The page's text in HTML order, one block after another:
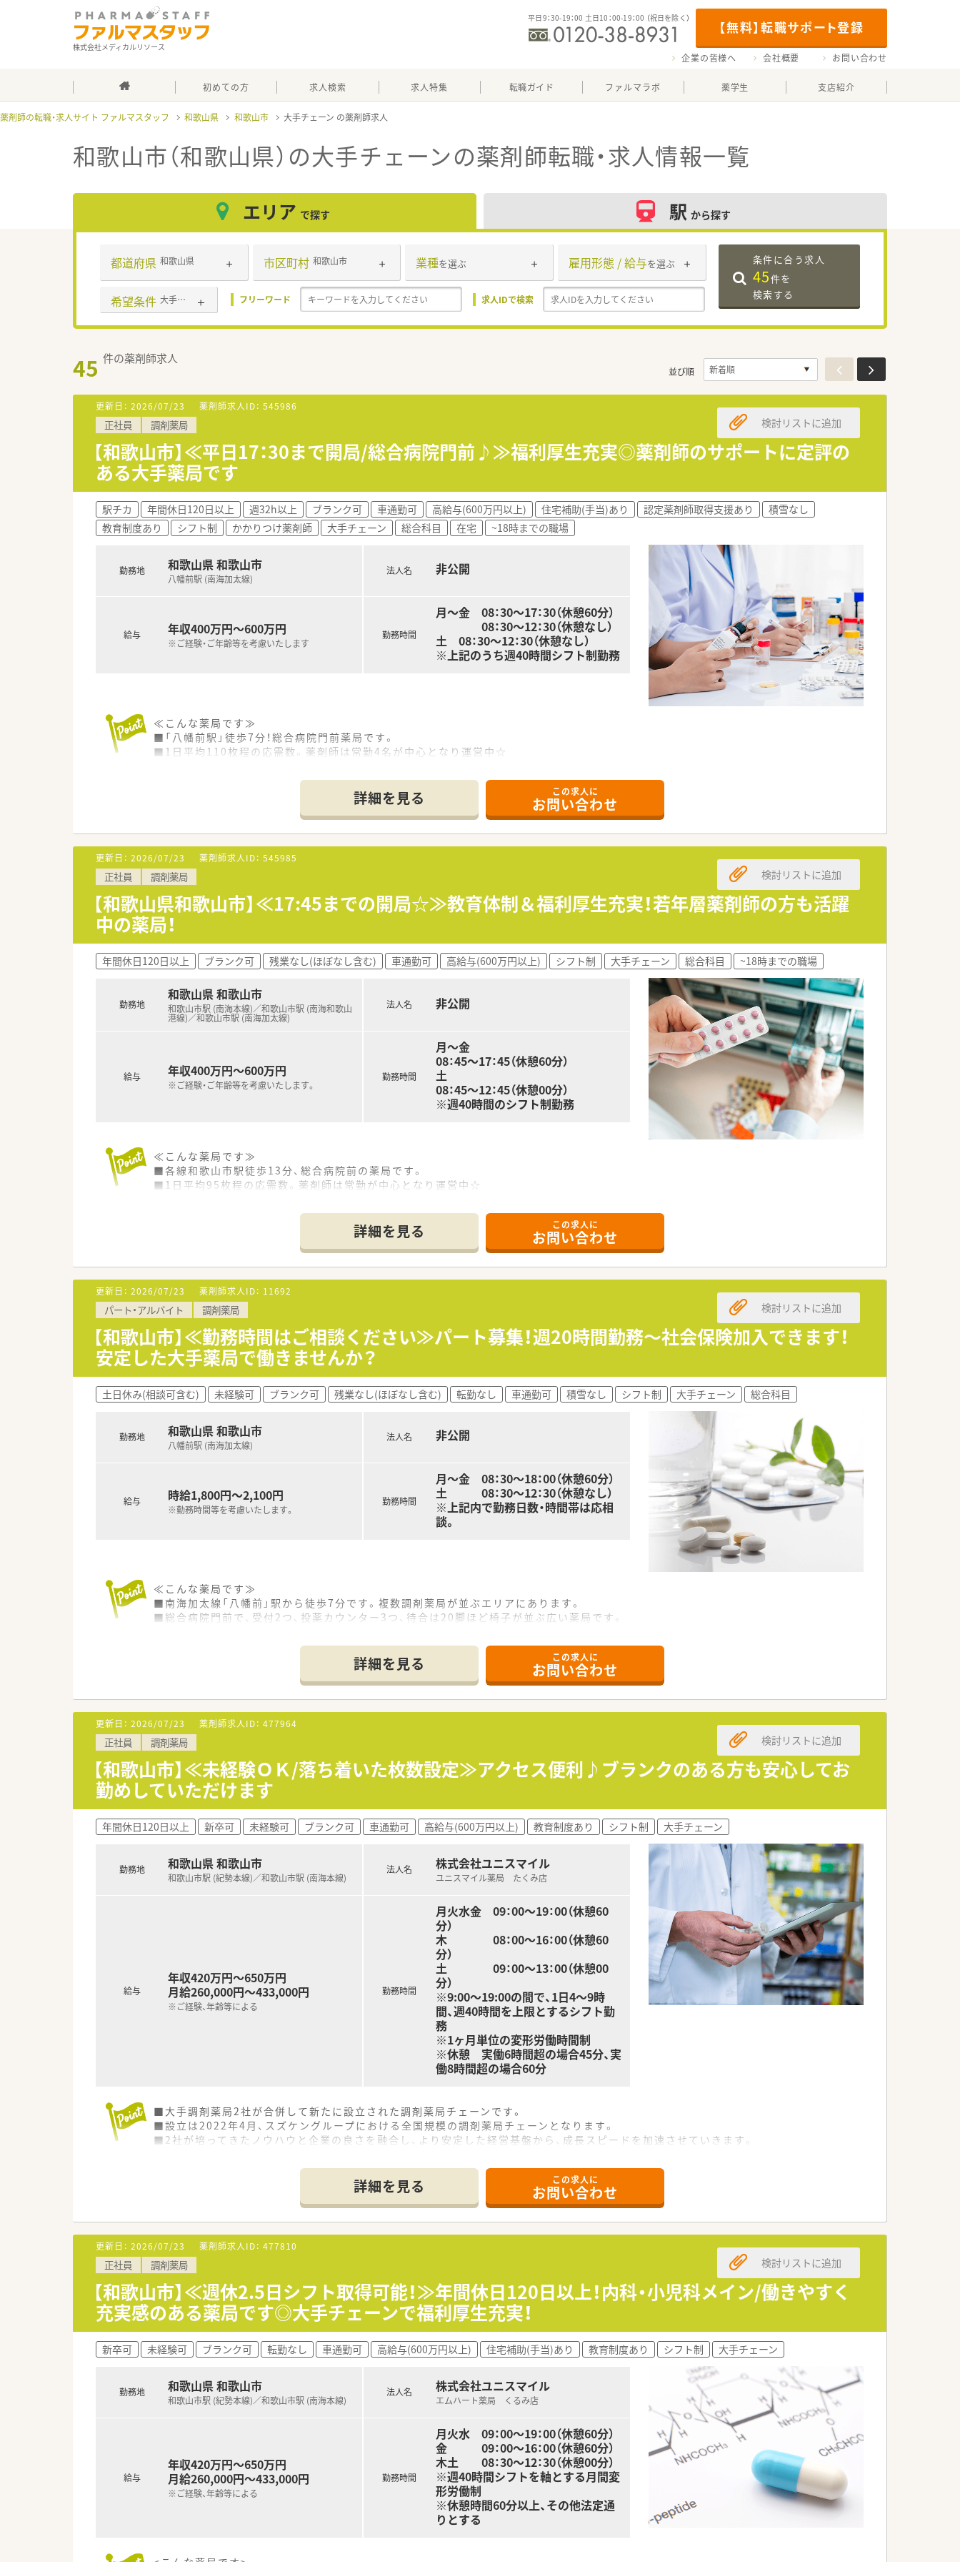
株式会社メディカルリソース
【無料】転職サポート登録
平日9：30-19：00 土日10：00-19：00 （祝日を除く）
企業の皆様へ 会社概要 お問い合わせ
初めての方 求人検索 求人特集 転職ガイド ファルマラボ 薬学生 支店紹介
薬剤師の転職・求人サイト ファルマスタッフ 和歌山県 和歌山市 大手チェーン
和歌山市（和歌山県）の大手チェーンの薬剤師転職・求人情報一覧
エリア で探す 駅 から探す
都道府県 和歌山県 市区町村 和歌山市 業種を選ぶ 雇用形態 / 給与を選ぶ
希望条件 大手チェーン フリーワード 求人IDで検索
条件に合う求人
45件を
検索する
45 件の薬剤師求人
並び順
更新日： 2026/07/23 薬剤師求人ID： 545986
正社員 調剤薬局
【和歌山市】≪平日17：30まで開局/総合病院門前♪≫福利厚生充実◎薬剤師のサポートに定評の
ある大手薬局です
検討リストに追加
駅チカ 年間休日120日以上 週32h以上 ブランク可 車通勤可 高給与(600万円以上) 住宅補助(手当)あり 認定薬剤師取得支援あり
積雪なし
教育制度あり
シフト制 かかりつけ薬剤師 大手チェーン 総合科目 在宅 ~18時までの職場
勤務地 和歌山県 和歌山市
八幡前駅 (南海加太線)
給与 年収400万円～600万円
※ご経験・ご年齢等を考慮いたします
法人名 非公開
勤務時間
月～金 08：30～17：30（休憩60分）
08：30～12：30（休憩なし）
土 08：30～12：30（休憩なし）
※上記のうち週40時間シフト制勤務
≪こんな薬局です≫
■「八幡前駅」徒歩7分！総合病院門前薬局です。
■1日平均110枚程の応需数。薬剤師は常勤4名が中心となり運営中☆
■平日は17時30分までの薬局です！
■配属先につきましては面接にて適性を含め最終決定いたします。
当店舗以外での配属となる場合もございます。
≪こんな方にオススメです≫
■調剤薬局の変化に対応し続ける薬局でともに成長をつづけたい方！
■専門・認定薬剤師取得を活かしたい方！
■18時までの正社員をご希望の方！
≪企業の特徴≫
■大学病院や総合病院の門前薬局を中心に、全都道府県に約700店舗を展開しています。
創業以来一貫して真の医薬分業を企業理念として掲げ、医薬分業の先駆けとして展開しているような企業です！
■患者様に選ばれる薬局を目指すべく、先進性を持って以下2つの機能を主に発揮しています。
◎専門医療機関連携
◎地域連携
入退院時の医療機関等との情報連携や、在宅医療等に地域の薬局と連携しながら一元的･継続的に対応できる
⇒新人同士ペアになって服薬指導のロールプレイをしたり、実際に注射薬等の器具に触れることで、実践的なスキルや知識を身につけま
す。
■オーベン・ネーベン制
⇒新人（ネーベン）に指導役の先輩（オーベン）がマンツーマンで1年間指導する制度。
■15ステップアップ研修
⇒薬学知識や店舗管理知識を5年間で段階的に学んでいくe-Learning研修。
疾患や薬剤の基礎知識、主要医薬品300品目マスターから始まり、在宅医療やOTC、管理者としての知識まで、幅広いカリキュラムを継続
■業務効率化の為、自社開発をした全店舗共通の調剤システムを導入しています。
最新の情報や現場で働く薬剤師の声をもとに随時更新しています！
■調剤機器に関しましても、応需している処方箋の傾向に合わせて薬局ごとに必要な調剤機器の積極的な導入をおこなっています。
■監査システムやコンプライアンス研修など、働く従業員の方たちが安心して業務できるようなサポートが整っています。
詳細を見る この求人に
お問い合わせ
更新日： 2026/07/23 薬剤師求人ID： 545985
正社員 調剤薬局
【和歌山県和歌山市】≪17:45までの開局☆≫教育体制＆福利厚生充実！若年層薬剤師の方も活躍
中の薬局！
検討リストに追加
年間休日120日以上 ブランク可 残業なし(ほぼなし含む) 車通勤可 高給与(600万円以上) シフト制 大手チェーン 総合科目 ~18時までの職場
勤務地
和歌山県 和歌山市
和歌山市駅 (南海本線)／和歌山市駅 (南海和歌山
港線)／和歌山市駅 (南海加太線)
給与 年収400万円～600万円
※ご経験・ご年齢等を考慮いたします。
法人名 非公開
勤務時間
月～金
08：45～17：45（休憩60分）
土
08：45～12：45（休憩00分）
※週40時間のシフト制勤務
≪こんな薬局です≫
■各線和歌山市駅徒歩13分、総合病院前の薬局です。
■1日平均95枚程の応需数。薬剤師は常勤が中心となり運営中☆
■平日は17:45までの薬局です！
■調剤薬局の変化に対応し続ける薬局でともに成長をつづけたい方！
■専門・認定薬剤師取得を活かしたい方！
■18時までの正社員をご希望の方！
≪企業の特徴≫
■大学病院や総合病院の門前薬局を中心に、全都道府県に約700店舗を展開しています。
創業以来一貫して真の医薬分業を企業理念として掲げ、医薬分業の先駆けとして展開しているような企業です！
■患者様に選ばれる薬局を目指すべく、先進性を持って以下2つの機能を主に発揮しています。
◎専門医療機関連携
がん等の専門的な薬学管理に関係機関と連携して対応できる
◎地域連携
入退院時の医療機関等との情報連携や、在宅医療等に地域の薬局と連携しながら一元的･継続的に対応できる
≪研修体制が非常に整っています！≫
⇒新人同士ペアになって服薬指導のロールプレイをしたり、実際に注射薬等の器具に触れることで、実践的なスキルや知識を身につけま
■オーベン・ネーベン制
⇒新人（ネーベン）に指導役の先輩（オーベン）がマンツーマンで1年間指導する制度。
配属店舗内の、なるべく年齢の近い先輩が指導役につきます。
疾患や薬剤の基礎知識、主要医薬品300品目マスターから始まり、在宅医療やOTC、管理者としての知識まで、幅広いカリキュラムを継続
的に学んでいきます。
最新の情報や現場で働く薬剤師の声をもとに随時更新しています！
■調剤機器に関しましても、応需している処方箋の傾向に合わせて薬局ごとに必要な調剤機器の積極的な導入をおこなっています。
■監査システムやコンプライアンス研修など、働く従業員の方たちが安心して業務できるようなサポートが整っています。
詳細を見る この求人に
お問い合わせ
更新日： 2026/07/23 薬剤師求人ID： 11692
パート・アルバイト 調剤薬局
【和歌山市】≪勤務時間はご相談ください≫パート募集！週20時間勤務～社会保険加入できます！
安定した大手薬局で働きませんか？
検討リストに追加
土日休み(相談可含む) 未経験可 ブランク可 残業なし(ほぼなし含む) 転勤なし 車通勤可 積雪なし シフト制 大手チェーン 総合科目
勤務地 和歌山県 和歌山市
八幡前駅 (南海加太線)
給与 時給1,800円～2,100円
※勤務時間等を考慮いたします。
法人名 非公開
勤務時間
月～金 08：30～18：00（休憩60分）
土 08：30～12：30（休憩なし）
※上記内で勤務日数・時間帯は応相
談。
≪こんな薬局です≫
■南海加太線「八幡前」駅から徒歩7分です。複数調剤薬局が並ぶエリアにあります。
■総合病院門前で、受付2つ、投薬カウンター3つ、待合は20脚ほど椅子が並ぶ広い薬局です。
福岡県本社で全国に732店舗展開しています。医療機関へのリース業から始まり、医療コンサルティングや医療機関の建て替えサポー
トなども手掛ける企業です。
「質の高い医療」を提供したいという想いから、患者様の情報を10年以上前からDr.にフィードバックする文化が根付いております。
■多彩なキャリアパス
公的機関の認定制度とは別に、社内の認定制度を設けており、「がん」「腎臓」「小児」などの6つの分野へのスペシャリストを育成して
おります。
薬剤師としての専門性を高める以外にも、薬局運営や薬局経営、また人事、教育、経営コンサルなどご自身の志向に合わせたキャリア
が描けます。
■研修制度充実
企業独自の「GOES」という社内等級制度を設けており、各試験をクリアすることで昇給昇格する制度を導入しております。
またカフェテリア研修を設けており、「与えられる研修」ではなく、「自らが学びたい」と手を挙げて、研修を受けることができます。
調剤業務の基礎的な研修から、接遇やクリエイティブな研修も多数ご用意しております。
高い水準で子育てサポートに取り組んでいる企業として「プラチナくるみん」を認定を取得しています。
妊婦通院休暇：ご懐妊が確認されたときから定期検査に必要とされる通院のために取得できます。
妊婦短時間勤務：ご懐妊が確認されたときから出産日まで取得できる制度です。
育児休業：ライフスタイルに合わせ、子が３歳になるまでの間で育児休業期間を検討できます。
育児休業特別有給休暇：育児休業開始後5日間を特別有給休暇として給与が支給されます。
看護休暇：小学校就学前の子を養育する方は、負傷・病気になった子の看護のために取得できます。
育児時間：生後満1歳に達しない新生児を育てる場合、1日2回、1回30分の育児時間を取得できます。
短時間勤務／小学校1年を終了する年の3月31日まで利用可能です。
※勤務実績が10年超えている社員は、 子が小学校３年終了する年の3月31日まで利用可能です。
その他、連続休暇制度、メモリアル休暇、サポート休暇、ボランティア休暇など
連続休暇制度：1年度に最低1回、連続5日間年次有給休暇を取得する事が可能です。
確定拠出年金：退職金制度として導入しており、老後の生活に役立てるための年金制度があります。
長期所得保障保険制度：病気やケガで長期にわたって働けなくなった場合に保険金が支給されます。
■全店でピッキングサポートシステムを標準導入
医療事務・登録販売者の在籍している店舗も多数あり、ピッキング業務はほとんどを非薬剤師が行います。
服薬指導や患者様の会話に集中できる環境が魅力です。
詳細を見る この求人に
お問い合わせ
更新日： 2026/07/23 薬剤師求人ID： 477964
正社員 調剤薬局
【和歌山市】≪未経験ＯＫ/落ち着いた枚数設定≫アクセス便利♪ブランクのある方も安心してお
勤めしていただけます
検討リストに追加
年間休日120日以上 新卒可 未経験可 ブランク可 車通勤可 高給与(600万円以上) 教育制度あり シフト制 大手チェーン
勤務地 和歌山県 和歌山市
和歌山市駅 (紀勢本線)／和歌山市駅 (南海本線)
給与
年収420万円～650万円
月給260,000円～433,000円
※ご経験、年齢等による
法人名 株式会社ユニスマイル
ユニスマイル薬局 たくみ店
勤務時間
月火水金 09：00～19：00（休憩60
分）
木 08：00～16：00（休憩60
分）
土 09：00～13：00（休憩00
分）
※9:00～19:00の間で、1日4～9時
間、週40時間を上限とするシフト勤
務
※1ヶ月単位の変形労働時間制
※休憩 実働6時間超の場合45分、実
働8時間超の場合60分
■大手調剤薬局2社が合併して新たに設立された調剤薬局チェーンです。
■設立は2022年4月、スズケングループにおける全国規模の調剤薬局チェーンとなります。
■2社が培ってきたノウハウと企業の良さを融合し、より安定した経営基盤から、成長スピードを加速させていきます。
■正社員には全国・広域・都道府県限定・自宅通勤の4コースを用意。
■全国・広域・都道府県限定コースの方には充実の住宅補助制度が適用されます。
■住居は法人契約なので初期費用時の自己負担はほとんどありません。
■産育休からの復帰率は95%以上！時短勤務はお子様が小学3年生終了時まで。
■年間休日は120日以上で様々な休暇制度の用意あり。
■最新機器の導入やメディカルリスクコントローラー制度を導入し、調剤過誤防止に向けた取り組みにも積極的です。
■マネジメント型と専門性追求型のキャリアパスが目指せる環境です。
■家族やプライベートを大事にしながら働きたい方、キャリアを磨きたい方皆様にお勧めです。
詳細を見る この求人に
お問い合わせ
更新日： 2026/07/23 薬剤師求人ID： 477810
正社員 調剤薬局
【和歌山市】≪週休2.5日シフト取得可能！≫年間休日120日以上！内科・小児科メイン/働きやすく
充実感のある薬局です◎大手チェーンで福利厚生充実！
検討リストに追加
新卒可 未経験可 ブランク可 転勤なし 車通勤可 高給与(600万円以上) 住宅補助(手当)あり 教育制度あり シフト制 大手チェーン
勤務地 和歌山県 和歌山市
和歌山市駅 (紀勢本線)／和歌山市駅 (南海本線)
給与
年収420万円～650万円
月給260,000円～433,000円
※ご経験、年齢等による
法人名 株式会社ユニスマイル
エムハート薬局 くるみ店
勤務時間
月火水 09：00～19：00（休憩60分）
金 09：00～16：00（休憩60分）
木土 08：30～12：30（休憩00分）
※週40時間シフトを軸とする月間変
形労働制
※休憩時間60分以上、その他法定通
りとする